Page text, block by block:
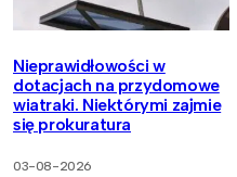
Nieprawidłowości w
dotacjach na przydomowe
wiatraki. Niektórymi zajmie
się prokuratura
03-08-2026